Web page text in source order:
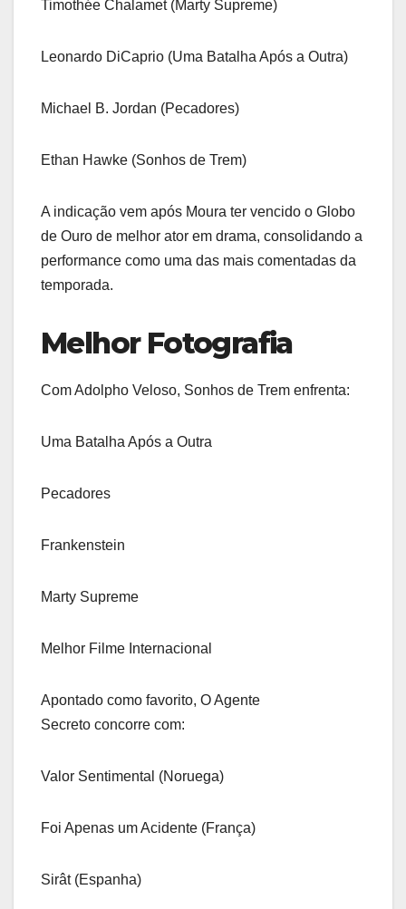
Timothée Chalamet (Marty Supreme)
Leonardo DiCaprio (Uma Batalha Após a Outra)
Michael B. Jordan (Pecadores)
Ethan Hawke (Sonhos de Trem)
A indicação vem após Moura ter vencido o Globo
de Ouro de melhor ator em drama, consolidando a
performance como uma das mais comentadas da
temporada.
Melhor Fotografia
Com Adolpho Veloso, Sonhos de Trem enfrenta:
Uma Batalha Após a Outra
Pecadores
Frankenstein
Marty Supreme
Melhor Filme Internacional
Apontado como favorito, O Agente
Secreto concorre com:
Valor Sentimental (Noruega)
Foi Apenas um Acidente (França)
Sirât (Espanha)